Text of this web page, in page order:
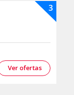
3
Ver ofertas